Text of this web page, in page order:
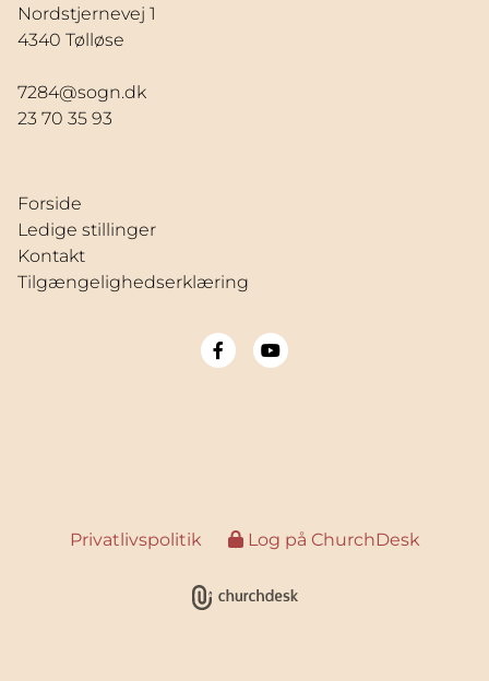
Nordstjernevej 1
4340 Tølløse
7284@sogn.dk
23 70 35 93
Forside
Ledige stillinger
Kontakt
Tilgængelighedserklæring
Privatlivspolitik Log på ChurchDesk